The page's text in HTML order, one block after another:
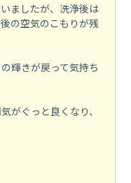
ましたが、洗浄後は
の空気のこもりが残
輝きが戻って気持ち
がぐっと良くなり、